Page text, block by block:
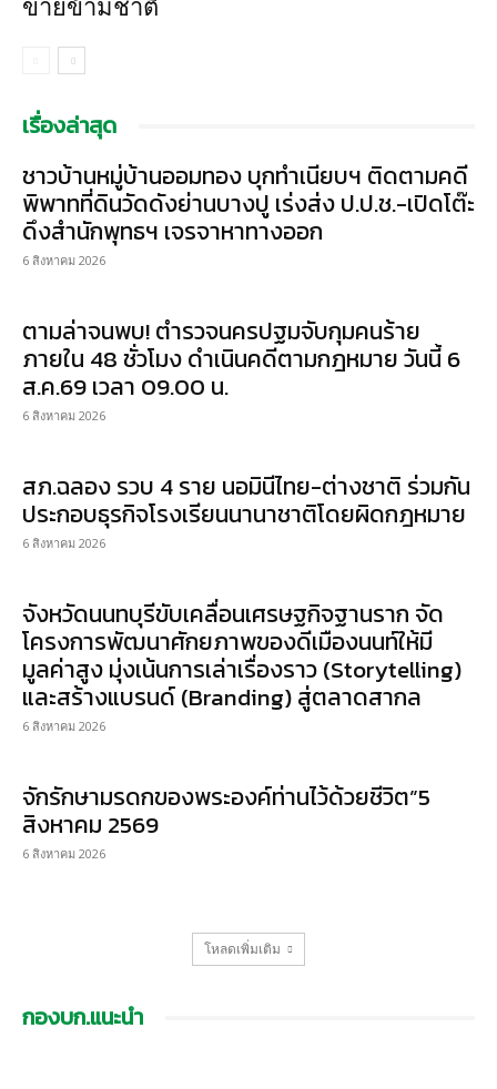
ข่ายข้ามชาติ
เรื่องล่าสุด
ชาวบ้านหมู่บ้านออมทอง บุกทำเนียบฯ ติดตามคดี
พิพาทที่ดินวัดดังย่านบางปู เร่งส่ง ป.ป.ช.-เปิดโต๊ะ
ดึงสำนักพุทธฯ เจรจาหาทางออก
6 สิงหาคม 2026
ตามล่าจนพบ! ตำรวจนครปฐมจับกุมคนร้าย
ภายใน 48 ชั่วโมง ดำเนินคดีตามกฎหมาย วันนี้ 6
ส.ค.69 เวลา 09.00 น.
6 สิงหาคม 2026
สภ.ฉลอง รวบ 4 ราย นอมินีไทย-ต่างชาติ ร่วมกัน
ประกอบธุรกิจโรงเรียนนานาชาติโดยผิดกฎหมาย
6 สิงหาคม 2026
จังหวัดนนทบุรีขับเคลื่อนเศรษฐกิจฐานราก จัด
โครงการพัฒนาศักยภาพของดีเมืองนนท์ให้มี
มูลค่าสูง มุ่งเน้นการเล่าเรื่องราว (Storytelling)
และสร้างแบรนด์ (Branding) สู่ตลาดสากล
6 สิงหาคม 2026
จักรักษามรดกของพระองค์ท่านไว้ด้วยชีวิต”5
สิงหาคม 2569
6 สิงหาคม 2026
โหลดเพิ่มเติม
กองบก.แนะนำ